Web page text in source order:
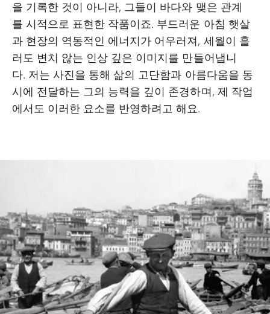
을 기록한 것이 아니라, 그들이 바다와 맺은 관계
를 시적으로 표현한 작품이죠. 부드러운 아침 햇살
과 현장의 역동적인 에너지가 어우러져, 세월이 흘
러도 변치 않는 인상 깊은 이미지를 만들어냅니
다. 저는 사진을 통해 삶의 고단함과 아름다움을 동
시에 전달하는 그의 능력을 깊이 존경하며, 제 작업
에서도 이러한 요소를 반영하려고 해요.